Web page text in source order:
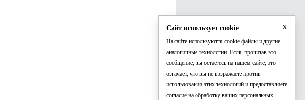
x
Сайт использует cookie
На сайте используются cookie-файлы и другие
аналогичные технологии. Если, прочитав это
сообщение, вы остаетесь на нашем сайте, это
означает, что вы не возражаете против
использования этих технологий и предоставляете
согласие на обработку ваших персональных